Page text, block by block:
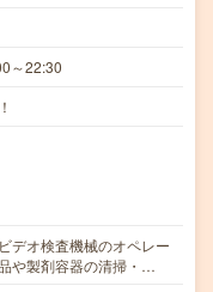
～22:30
デオ検査機械のオペレー
や製剤容器の清掃・…